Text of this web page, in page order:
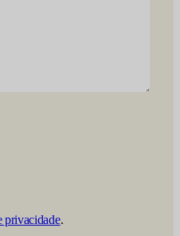
privacidade.